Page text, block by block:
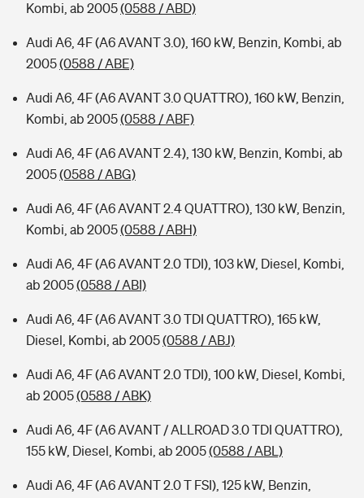
Kombi, ab 2005(0588 / ABD)
Audi A6, 4F (A6 AVANT 3.0), 160 kW, Benzin, Kombi, ab
2005(0588 / ABE)
Audi A6, 4F (A6 AVANT 3.0 QUATTRO), 160 kW, Benzin,
Kombi, ab 2005(0588 / ABF)
Audi A6, 4F (A6 AVANT 2.4), 130 kW, Benzin, Kombi, ab
2005(0588 / ABG)
Audi A6, 4F (A6 AVANT 2.4 QUATTRO), 130 kW, Benzin,
Kombi, ab 2005(0588 / ABH)
Audi A6, 4F (A6 AVANT 2.0 TDI), 103 kW, Diesel, Kombi,
ab 2005(0588 / ABI)
Audi A6, 4F (A6 AVANT 3.0 TDI QUATTRO), 165 kW,
Diesel, Kombi, ab 2005(0588 / ABJ)
Audi A6, 4F (A6 AVANT 2.0 TDI), 100 kW, Diesel, Kombi,
ab 2005(0588 / ABK)
Audi A6, 4F (A6 AVANT / ALLROAD 3.0 TDI QUATTRO),
155 kW, Diesel, Kombi, ab 2005(0588 / ABL)
Audi A6, 4F (A6 AVANT 2.0 T FSI), 125 kW, Benzin,